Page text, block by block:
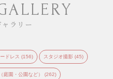
ャラリー
ドレス (156) スタジオ撮影 (45)
庭園・公園など） (262)